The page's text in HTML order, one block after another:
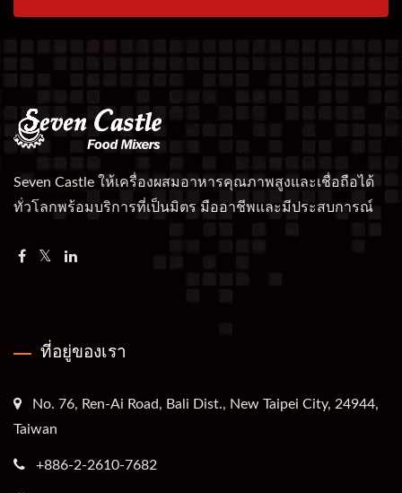
Seven Castle ให้เครื่องผสมอาหารคุณภาพสูงและเชื่อถือได้
ทั่วโลกพร้อมบริการที่เป็นมิตร มืออาชีพและมีประสบการณ์
ที่อยู่ของเรา
No. 76, Ren-Ai Road, Bali Dist., New Taipei City, 24944,
Taiwan
+886-2-2610-7682